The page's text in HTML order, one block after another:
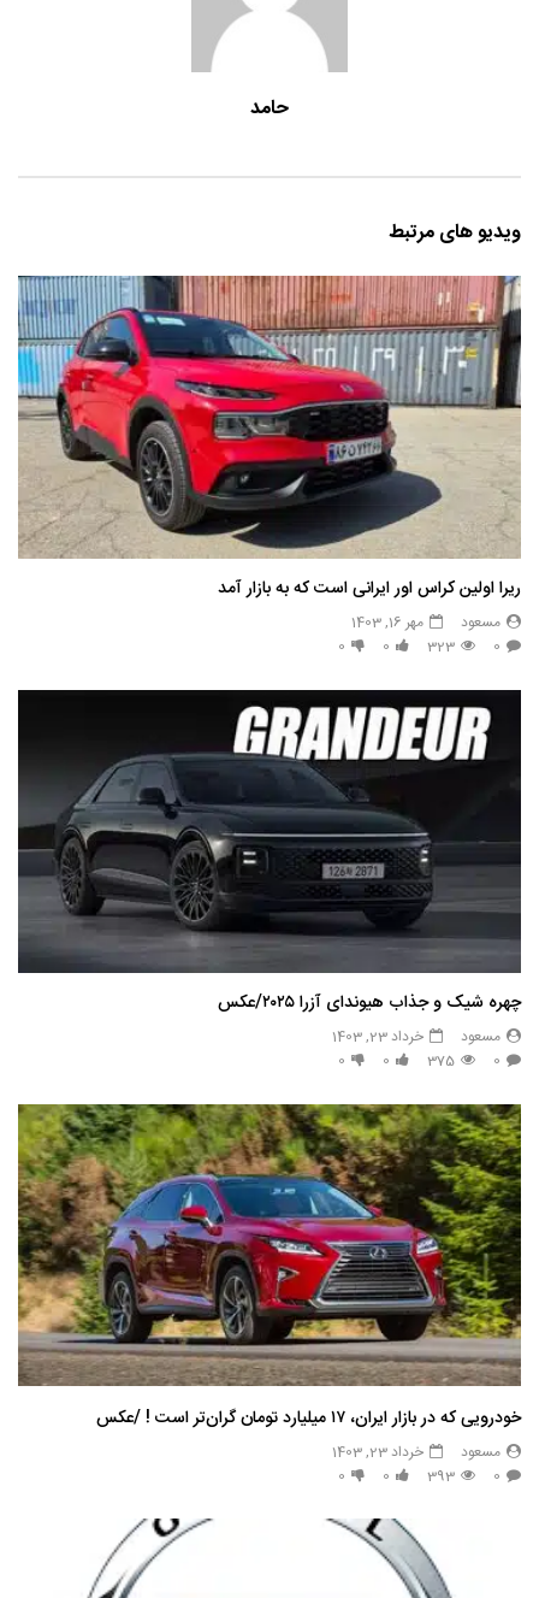
حامد
ویدیو های مرتبط
ریرا اولین کراس اور ایرانی است که به بازار آمد
مسعود
مهر 16, 1403
0
323
0
0
چهره شیک و جذاب هیوندای آزرا ۲۰۲۵/عکس
مسعود
خرداد 23, 1403
0
375
0
0
خودرویی که در بازار ایران، ۱۷ میلیارد تومان گران‌تر است ! /عکس
مسعود
خرداد 23, 1403
0
393
0
0